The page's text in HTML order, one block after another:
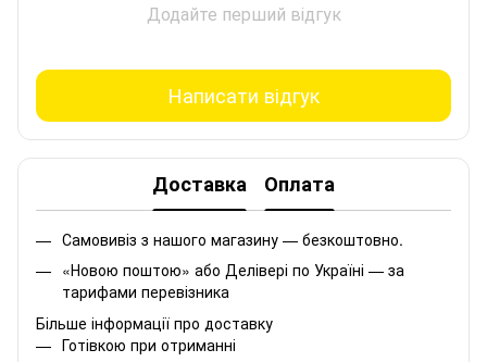
Додайте перший відгук
Написати відгук
Доставка Оплата
Самовивіз з нашого магазину — безкоштовно.
«Новою поштою» або Делівері по Україні — за
тарифами перевізника
Більше інформації про доставку
Готівкою при отриманні